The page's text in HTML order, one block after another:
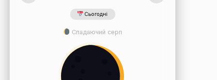
Сьогодні
Спадаючий серп